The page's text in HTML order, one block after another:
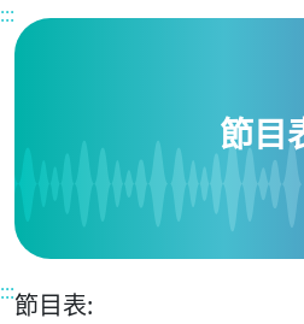
:::
節目
:::節目表: